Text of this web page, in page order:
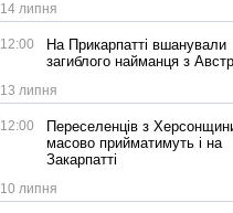
14 липня
12:00
На Прикарпатті вшанували
загиблого найманця з
13 липня
12:00
Переселенців з
масово прийматимуть і на
Закарпатті
10 липня